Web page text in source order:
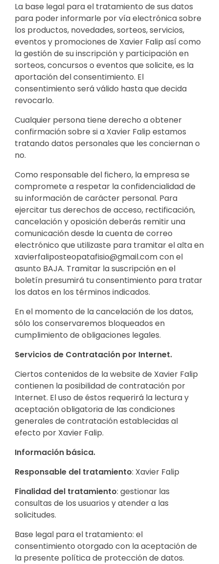
La base legal para el tratamiento de sus datos
para poder informarle por vía electrónica sobre
los productos, novedades, sorteos, servicios,
eventos y promociones de Xavier Falip así como
la gestión de su inscripción y participación en
sorteos, concursos o eventos que solicite, es la
aportación del consentimiento. El
consentimiento será válido hasta que decida
revocarlo.
Cualquier persona tiene derecho a obtener
confirmación sobre si a Xavier Falip estamos
tratando datos personales que les conciernan o
no.
Como responsable del fichero, la empresa se
compromete a respetar la confidencialidad de
su información de carácter personal. Para
ejercitar tus derechos de acceso, rectificación,
cancelación y oposición deberás remitir una
comunicación desde la cuenta de correo
electrónico que utilizaste para tramitar el alta en
xavierfaliposteopatafisio@gmail.com con el
asunto BAJA. Tramitar la suscripción en el
boletín presumirá tu consentimiento para tratar
los datos en los términos indicados.
En el momento de la cancelación de los datos,
sólo los conservaremos bloqueados en
cumplimiento de obligaciones legales.
Servicios de Contratación por Internet.
Ciertos contenidos de la website de Xavier Falip
contienen la posibilidad de contratación por
Internet. El uso de éstos requerirá la lectura y
aceptación obligatoria de las condiciones
generales de contratación establecidas al
efecto por Xavier Falip.
Información básica.
Responsable del tratamiento: Xavier Falip
Finalidad del tratamiento: gestionar las
consultas de los usuarios y atender a las
solicitudes.
Base legal para el tratamiento: el
consentimiento otorgado con la aceptación de
la presente política de protección de datos.